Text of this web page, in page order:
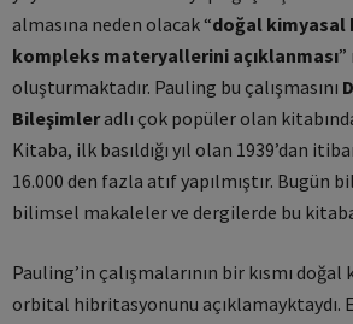
almasına neden olacak “doğal kimyasal
kompleks materyallerini açıklanması
oluşturmaktadır. Pauling bu çalışmasını
Bileşimleradlı çok popüler olan
Kitaba, ilk basıldığı yıl olan 1939’dan
16.000 den fazla atıf yapılmıştır. Bugün
bilimsel makaleler ve dergilerde bu
Pauling’in çalışmalarının bir kısmı
orbital hibritasyonunu açıklamayktaydı.